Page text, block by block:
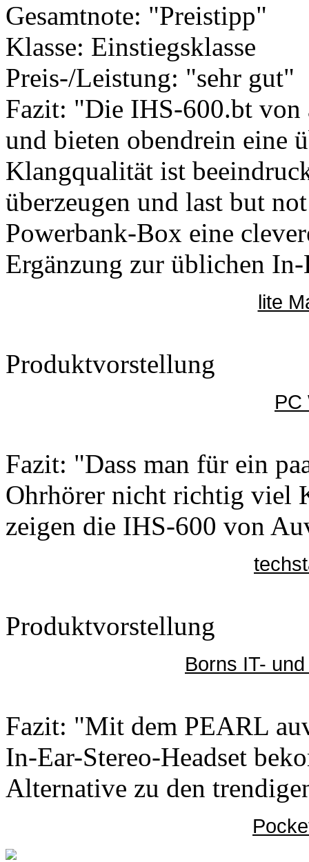
Gesamtnote: "Preistipp"
Klasse: Einstiegsklasse
Preis-/Leistung: "sehr gut"
Fazit: "Die IHS-600.bt von
und bieten obendrein eine
Klangqualität ist
überzeugen und last but
Powerbank-Box eine
Ergänzung zur üblichen
lite
Produktvorstellung
PC
Fazit: "Dass man für ein
Ohrhörer nicht richtig viel
zeigen die IHS-600 von
Produktvorstellung
Borns IT-
Fazit: "Mit dem PEARL
In-Ear-Stereo-Headset
Alternative zu den